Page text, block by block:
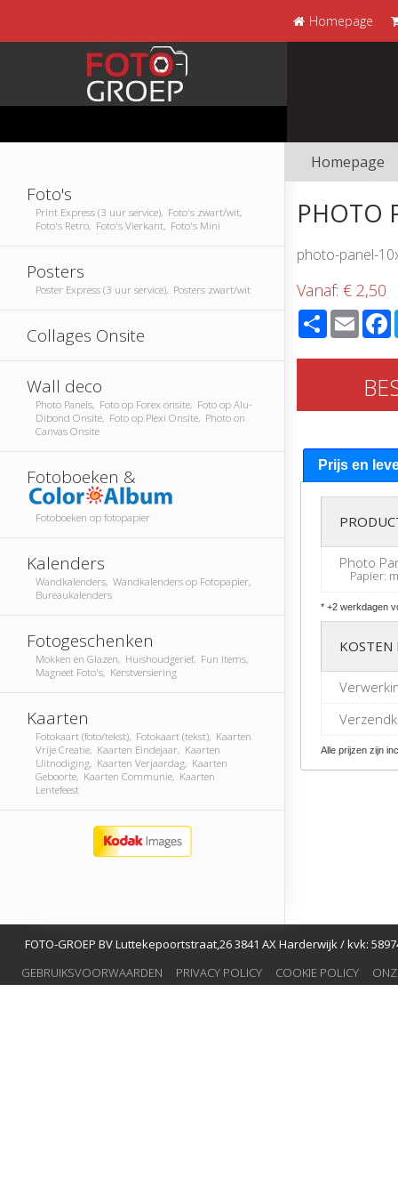
Homepage
Foto's
Print Express (3 uur service), Foto's zwart/wit,
Foto's Retro, Foto's Vierkant, Foto's Mini
Posters
Poster Express (3 uur service), Posters zwart/wit
Collages Onsite
Wall deco
Photo Panels, Foto op Forex onsite, Foto op Alu-
Dibond Onsite, Foto op Plexi Onsite, Photo on
Canvas Onsite
Fotoboeken &
Fotoboeken op fotopapier
Kalenders
Wandkalenders, Wandkalenders op Fotopapier,
Bureaukalenders
Fotogeschenken
Mokken en Glazen, Huishoudgerief, Fun Items,
Magneet Foto's, Kerstversiering
Kaarten
Fotokaart (foto/tekst), Fotokaart (tekst), Kaarten
Vrije Creatie, Kaarten Eindejaar, Kaarten
Uitnodiging, Kaarten Verjaardag, Kaarten
Geboorte, Kaarten Communie, Kaarten
Lentefeest
Homepage
PHOTO
photo-panel-
Vanaf:€ 2,50
ShareEmail
Prijs en
Photo
Papier:
* +2 werkdagen
KOSTEN
Alle prijzen zijn
FOTO-GROEP BV Luttekepoortstraat,26 3841 AX Harderwijk / kvk:
GEBRUIKSVOORWAARDEN
PRIVACY POLICY COOKIE POLICY